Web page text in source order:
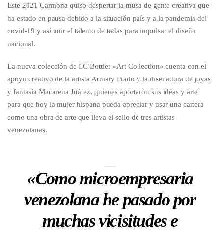
Este 2021 Carmona quiso despertar la musa de gente creativa que
ha estado en pausa debido a la situación país y a la pandemia del
covid-19 y así unir el talento de todas para impulsar el diseño
nacional.
La nueva colección de LC Bottier «Art Collection» cuenta con el
apoyo creativo de la artista Armary Prado y la diseñadora de joyas
y fantasía Macarena Juárez, quienes aportaron sus ideas y arte
para que hoy la mujer hispana pueda apreciar y usar una cartera
como una obra de arte que lleva el sello de tres artistas
venezolanas.
«Como microempresaria
venezolana he pasado por
muchas vicisitudes e